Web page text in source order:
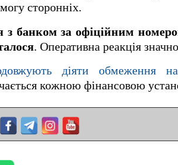
сторонніх.
з банком за офіційним
. Оперативна реакція
діяти обмеження
кожною фінансовою